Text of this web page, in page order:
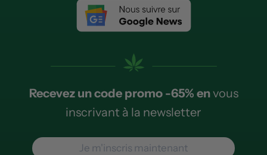
Recevez un code promo -65% envous
inscrivant à la newsletter
Je m'inscris maintenant